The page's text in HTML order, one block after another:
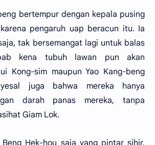
bertempur dengan kepala pusing
pengaruh uap beracun itu. Ia
tak bersemangat lagi untuk balas
kena tubuh lawan pun akan
Kong-sim maupun Yao Kang-beng
juga bahwa mereka hanya
darah panas mereka, tanpa
Giam Lok.